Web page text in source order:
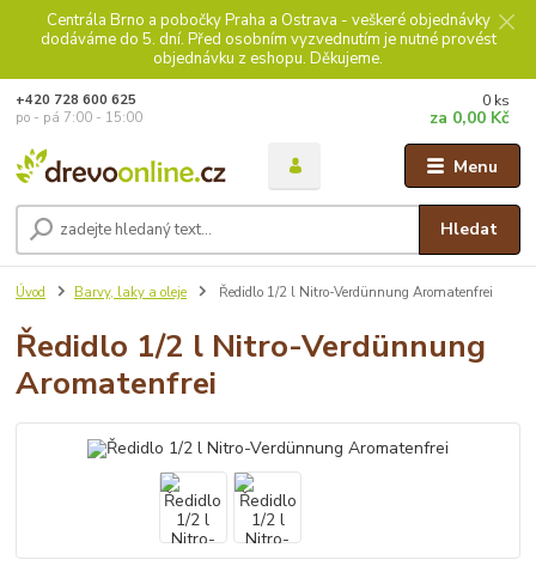
Centrála Brno a pobočky Praha a Ostrava - veškeré objednávky
dodáváme do 5. dní. Před osobním vyzvednutím je nutné provést
objednávku z eshopu. Děkujeme.
Menu
Hledat
+420 728 600 625
po - pá 7:00 - 15:00
0 ks
za 0,00 Kč
Úvod Barvy, laky a oleje Ředidlo 1/2 l Nitro-Verdünnung Aromatenfrei
Ředidlo 1/2 l Nitro-Verdünnung
Aromatenfrei